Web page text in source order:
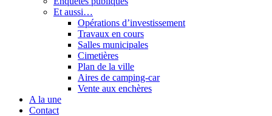
Et aussi…
Opérations d’investissement
Travaux en cours
Salles municipales
Cimetières
Plan de la ville
Aires de camping-car
Vente aux enchères
A la une
Contact